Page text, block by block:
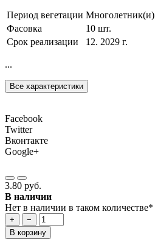
Период вегетации Многолетник(и)
Фасовка
10 шт.
Срок реализации
12. 2029 г.
...
Все характеристики
Facebook
Twitter
Вконтакте
Google+
3.80 руб.
В наличии
Нет в наличии в таком количестве*
+
−
В корзину